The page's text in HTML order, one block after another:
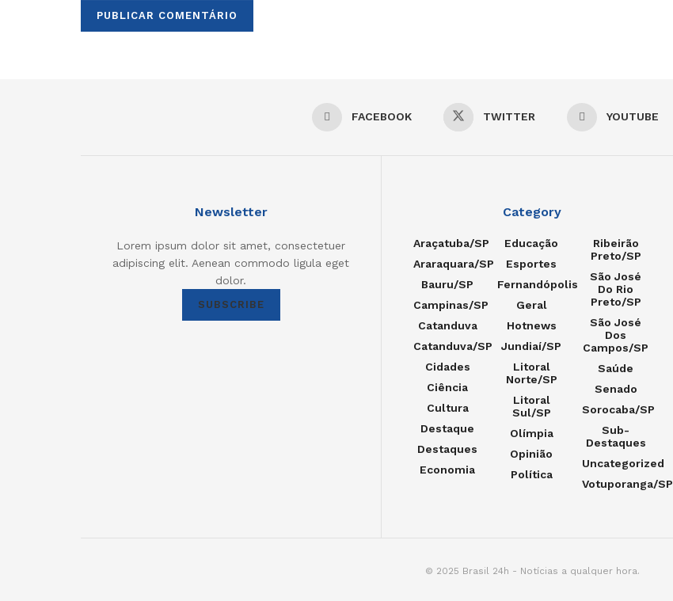
FACEBOOK TWITTER YOUTUBE
Newsletter
Lorem ipsum dolor sit amet, consectetuer
adipiscing elit. Aenean commodo ligula eget
dolor.
SUBSCRIBE
Category
Araçatuba/SP
Araraquara/SP
Bauru/SP
Campinas/SP
Catanduva
Catanduva/SP
Cidades
Ciência
Cultura
Destaque
Destaques
Economia
Educação
Esportes
Fernandópolis
Geral
Hotnews
Jundiaí/SP
Litoral
Norte/SP
Litoral
Sul/SP
Olímpia
Opinião
Política
Ribeirão
Preto/SP
São José
Do Rio
Preto/SP
São José
Dos
Campos/SP
Saúde
Senado
Sorocaba/SP
Sub-
Destaques
Uncategorized
Votuporanga/SP
© 2025 Brasil 24h - Notícias a qualquer hora.